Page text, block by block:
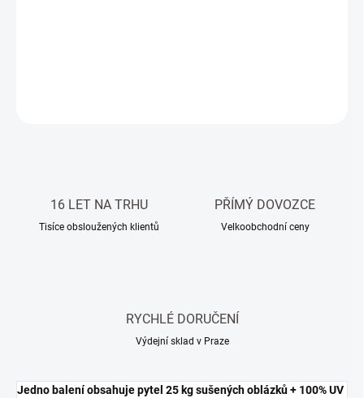
16 LET NA TRHU
Tisíce obsloužených klientů
PŘÍMÝ DOVOZCE
Velkoobchodní ceny
RYCHLÉ DORUČENÍ
Výdejní sklad v Praze
Jedno balení obsahuje pytel 25 kg sušených oblázků + 100% UV